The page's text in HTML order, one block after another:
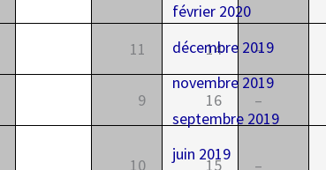
11 14 –
9 16 –
10 15 –
février 2020
décembre 2019
novembre 2019
septembre 2019
juin 2019